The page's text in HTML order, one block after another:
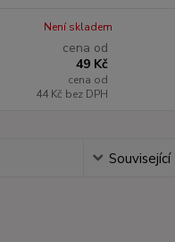
cena od
49 Kč
cena od
44 Kč bez DPH
Není skladem
Související